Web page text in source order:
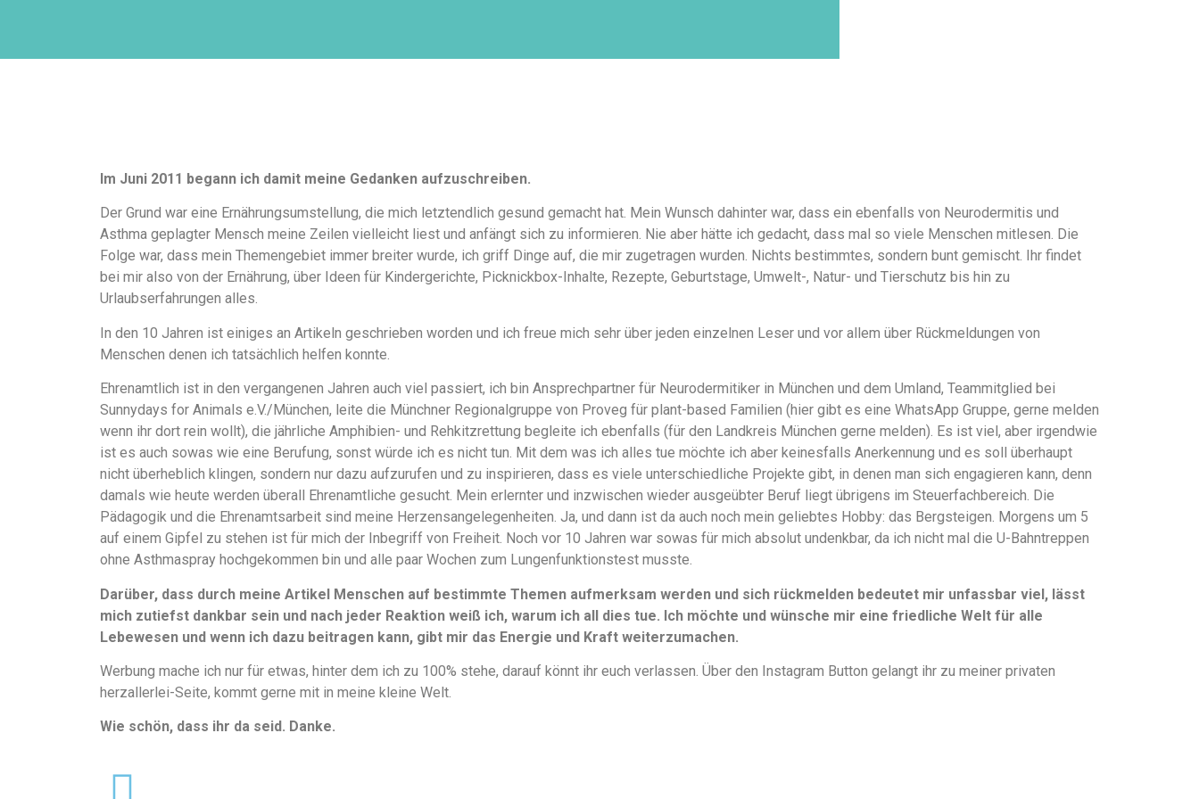
Im Juni 2011 begann ich damit meine Gedanken aufzuschreiben.
Der Grund war eine Ernährungsumstellung, die mich letztendlich gesund gemacht hat. Mein Wunsch dahinter war, dass ein ebenfalls von Neurodermitis und
Asthma geplagter Mensch meine Zeilen vielleicht liest und anfängt sich zu informieren. Nie aber hätte ich gedacht, dass mal so viele Menschen mitlesen. Die
Folge war, dass mein Themengebiet immer breiter wurde, ich griff Dinge auf, die mir zugetragen wurden. Nichts bestimmtes, sondern bunt gemischt. Ihr findet
bei mir also von der Ernährung, über Ideen für Kindergerichte, Picknickbox-Inhalte, Rezepte, Geburtstage, Umwelt-, Natur- und Tierschutz bis hin zu
Urlaubserfahrungen alles.
In den 10 Jahren ist einiges an Artikeln geschrieben worden und ich freue mich sehr über jeden einzelnen Leser und vor allem über Rückmeldungen von
Menschen denen ich tatsächlich helfen konnte.
Ehrenamtlich ist in den vergangenen Jahren auch viel passiert, ich bin Ansprechpartner für Neurodermitiker in München und dem Umland, Teammitglied bei
Sunnydays for Animals e.V./München, leite die Münchner Regionalgruppe von Proveg für plant-based Familien (hier gibt es eine WhatsApp Gruppe, gerne melden
wenn ihr dort rein wollt), die jährliche Amphibien- und Rehkitzrettung begleite ich ebenfalls (für den Landkreis München gerne melden). Es ist viel, aber irgendwie
ist es auch sowas wie eine Berufung, sonst würde ich es nicht tun. Mit dem was ich alles tue möchte ich aber keinesfalls Anerkennung und es soll überhaupt
nicht überheblich klingen, sondern nur dazu aufzurufen und zu inspirieren, dass es viele unterschiedliche Projekte gibt, in denen man sich engagieren kann, denn
damals wie heute werden überall Ehrenamtliche gesucht. Mein erlernter und inzwischen wieder ausgeübter Beruf liegt übrigens im Steuerfachbereich. Die
Pädagogik und die Ehrenamtsarbeit sind meine Herzensangelegenheiten. Ja, und dann ist da auch noch mein geliebtes Hobby: das Bergsteigen. Morgens um 5
auf einem Gipfel zu stehen ist für mich der Inbegriff von Freiheit. Noch vor 10 Jahren war sowas für mich absolut undenkbar, da ich nicht mal die U-Bahntreppen
ohne Asthmaspray hochgekommen bin und alle paar Wochen zum Lungenfunktionstest musste.
Darüber, dass durch meine Artikel Menschen auf bestimmte Themen aufmerksam werden und sich rückmelden bedeutet mir unfassbar viel, lässt
mich zutiefst dankbar sein und nach jeder Reaktion weiß ich, warum ich all dies tue. Ich möchte und wünsche mir eine friedliche Welt für alle
Lebewesen und wenn ich dazu beitragen kann, gibt mir das Energie und Kraft weiterzumachen.
Werbung mache ich nur für etwas, hinter dem ich zu 100% stehe, darauf könnt ihr euch verlassen. Über den Instagram Button gelangt ihr zu meiner privaten
herzallerlei-Seite, kommt gerne mit in meine kleine Welt.
Wie schön, dass ihr da seid. Danke.